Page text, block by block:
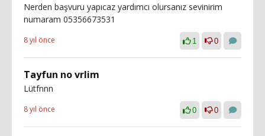
Nerden başvuru yapıcaz yardımcı olursanız sevinirim
numaram 05356673531
8 yıl önce 1 0
Tayfun no vrlim
Lütfnnn
8 yıl önce 0 0